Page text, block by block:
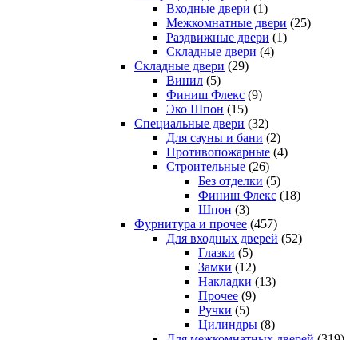
Входные двери (1)
Межкомнатные двери (25)
Раздвижные двери (1)
Складные двери (4)
Складные двери (29)
Винил (5)
Финиш Флекс (9)
Эко Шпон (15)
Специальные двери (32)
Для сауны и бани (2)
Противопожарные (4)
Строительные (26)
Без отделки (5)
Финиш Флекс (18)
Шпон (3)
Фурнитура и прочее (457)
Для входных дверей (52)
Глазки (5)
Замки (12)
Накладки (13)
Прочее (9)
Ручки (5)
Цилиндры (8)